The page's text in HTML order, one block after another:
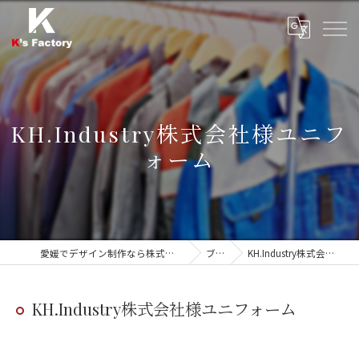
KH.Industry株式会社様ユニフ
ォーム
愛媛でデザイン制作なら株式会社ケーズファクトリー ブログ KH.Industry株式会社様ユニフォーム
KH.Industry株式会社様ユニフォーム